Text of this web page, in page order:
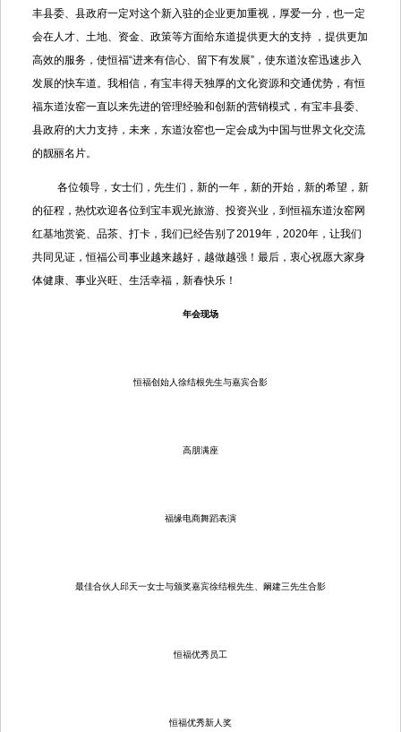
丰县委、县政府一定对这个新入驻的企业更加重视，厚爱一分，也一定
会在人才、土地、资金、政策等方面给东道提供更大的支持 ，提供更加
高效的服务，使恒福“进来有信心、留下有发展”，使东道汝窑迅速步入
发展的快车道。我相信，有宝丰得天独厚的文化资源和交通优势，有恒
福东道汝窑一直以来先进的管理经验和创新的营销模式，有宝丰县委、
县政府的大力支持，未来，东道汝窑也一定会成为中国与世界文化交流
的靓丽名片。
各位领导，女士们，先生们，新的一年，新的开始，新的希望，新
的征程，热忱欢迎各位到宝丰观光旅游、投资兴业，到恒福东道汝窑网
红基地赏瓷、品茶、打卡，我们已经告别了2019年，2020年，让我们
共同见证，恒福公司事业越来越好，越做越强！最后，衷心祝愿大家身
体健康、事业兴旺、生活幸福，新春快乐！
年会现场
恒福创始人徐结根先生与嘉宾合影
高朋满座
福缘电商舞蹈表演
最佳合伙人邱天一女士与颁奖嘉宾徐结根先生、阚建三先生合影
恒福优秀员工
恒福优秀新人奖